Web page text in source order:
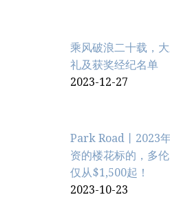
乘风破浪二十载，
礼及获奖经纪名单
2023-12-27
Park Road丨2023
资的楼花标的，多
仅从$1,500起！
2023-10-23